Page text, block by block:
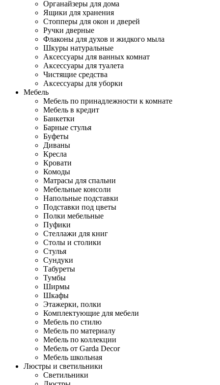
Органайзеры для дома
Ящики для хранения
Стопперы для окон и дверей
Ручки дверные
Флаконы для духов и жидкого мыла
Шкуры натуральные
Аксессуары для ванных комнат
Аксессуары для туалета
Чистящие средства
Аксессуары для уборки
Мебель
Мебель по принадлежности к комнате
Мебель в кредит
Банкетки
Барные стулья
Буфеты
Диваны
Кресла
Кровати
Комоды
Матрасы для спальни
Мебельные консоли
Напольные подставки
Подставки под цветы
Полки мебельные
Пуфики
Стеллажи для книг
Столы и столики
Стулья
Сундуки
Табуреты
Тумбы
Ширмы
Шкафы
Этажерки, полки
Комплектующие для мебели
Мебель по стилю
Мебель по материалу
Мебель по коллекции
Мебель от Garda Decor
Мебель школьная
Люстры и светильники
Светильники